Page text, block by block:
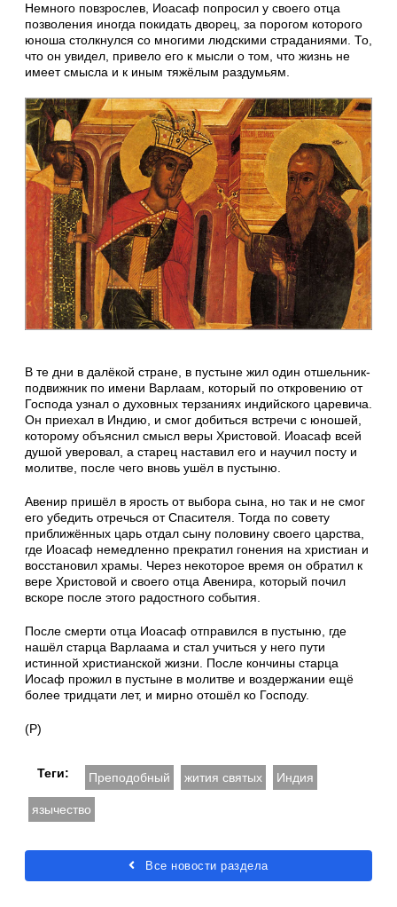
Немного повзрослев, Иоасаф попросил у своего отца
позволения иногда покидать дворец, за порогом которого
юноша столкнулся со многими людскими страданиями. То,
что он увидел, привело его к мысли о том, что жизнь не
имеет смысла и к иным тяжёлым раздумьям.
В те дни в далёкой стране, в пустыне жил один отшельник-
подвижник по имени Варлаам, который по откровению от
Господа узнал о духовных терзаниях индийского царевича.
Он приехал в Индию, и смог добиться встречи с юношей,
которому объяснил смысл веры Христовой. Иоасаф всей
душой уверовал, а старец наставил его и научил посту и
молитве, после чего вновь ушёл в пустыню.
Авенир пришёл в ярость от выбора сына, но так и не смог
его убедить отречься от Спасителя. Тогда по совету
приближённых царь отдал сыну половину своего царства,
где Иоасаф немедленно прекратил гонения на христиан и
восстановил храмы. Через некоторое время он обратил к
вере Христовой и своего отца Авенира, который почил
вскоре после этого радостного события.
После смерти отца Иоасаф отправился в пустыню, где
нашёл старца Варлаама и стал учиться у него пути
истинной христианской жизни. После кончины старца
Иосаф прожил в пустыне в молитве и воздержании ещё
более тридцати лет, и мирно отошёл ко Господу.
(Р)
Теги: Преподобный жития святых Индия
язычество
Все новости раздела